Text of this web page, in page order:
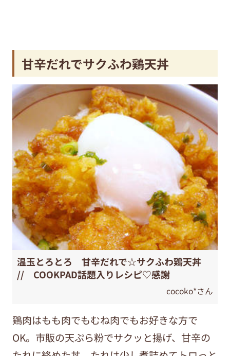
甘辛だれでサクふわ鶏天丼
温玉とろとろ 甘辛だれで☆サクふわ鶏天丼
// COOKPAD話題入りレシピ♡感謝
cocoko*さん
鶏肉はもも肉でもむね肉でもお好きな方で
OK。市販の天ぷら粉でサクッと揚げ、甘辛の